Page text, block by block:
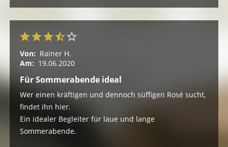
Von: Rainer H.
Am: 19.06.2020
Für Sommerabende ideal
Wer einen kräftigen und dennoch süffigen Rosé sucht,
findet ihn hier.
Ein idealer Begleiter für laue und lange
Sommerabende.